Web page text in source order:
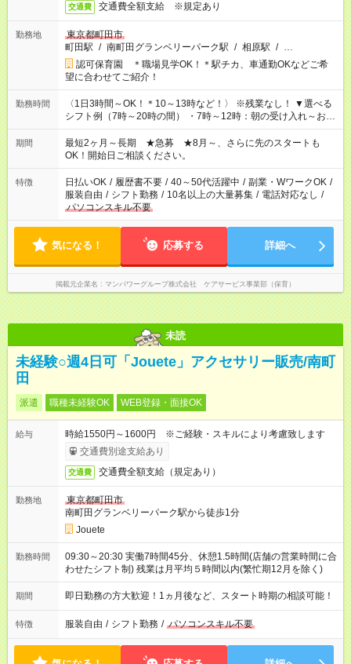
交通費 交通費全額支給 ※規定あり
勤務地
東京都町田市
町田駅 / 南町田グランベリーパーク駅 / 相原駅 / …
認可保育園 ＊職場見学OK！＊駅チカ、車通勤OKなどご希
望に合わせてご紹介！
勤務時間
〈1日3時間～OK！＊10～13時など！〉 ※残業なし！ ▼選べる
シフト例（7時～20時の間） ・7時～12時：朝の受け入れ～お昼
の準備 ・10時～13時：園児の見守り～お昼の補助 ・9時～16
時：帰りの会まで！子供の成長を見守る ・15時～20時：夜のお
迎えサポート
期間
最短2ヶ月～長期 ★急募 ★8月～、さらに先のスタートも
OK！開始日ご相談ください。
特徴 日払いOK / 履歴書不要 / 40～50代活躍中 / 副業・WワークOK /
服装自由 / シフト勤務 / 10名以上の大量募集 / 電話対応なし /
パソコンスキル不要
気になる！ 応募する 詳細へ
掲載元企業名 マンパワーグループ株式会社 ケアサービス事業部（保育）
未読
未経験○週4日可「Jouete」アクセサリー販売/南町
田
派遣 職種未経験OK WEB登録・面接OK
給与
時給1550円～1600円 ※ご経験・スキルにより考慮致します
交通費別途支給あり
交通費 交通費全額支給（規定あり）
勤務地
東京都町田市
南町田グランベリーパーク駅から徒歩1分
Jouete
勤務時間
09:30～20:30 実働7時間45分、休憩1.5時間(店舗の営業時間に合
わせたシフト制) 残業は月平均５時間以内(繁忙期12月を除く)
期間 即日勤務の方大歓迎！1ヵ月後など、スタート時期の相談可能！
特徴 服装自由 / シフト勤務 / パソコンスキル不要